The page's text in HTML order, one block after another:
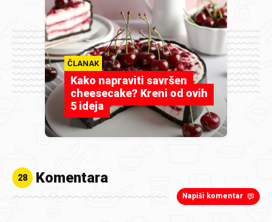
ČLANAK
Kako napraviti savršen
cheesecake? Kreni od ovih
5 ideja
28 Komentara
Napiši komentar